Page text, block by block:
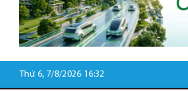
Thứ 6, 7/8/2026 16:32